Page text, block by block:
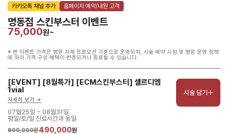
카카오톡 채널 추가 홈페이지 예약/내원 고객
명동점 스킨부스터 이벤트
75,000원~
※ 본 이벤트 가격은 병원 자체 프로모션 기준으로 운영되며, 시술 예약 시점 및 병원 운영 정책
에 따라 가격·구성·혜택이 변경되거나 종료될 수 있습니다.
[EVENT] [8월특가] [ECM스킨부스터] 셀르디엠
1vial
자세히 보기 ->
07월25일 ~ 08월31일
평일/토/일 진료시간과 동일
900,000원490,000원
시술 담기